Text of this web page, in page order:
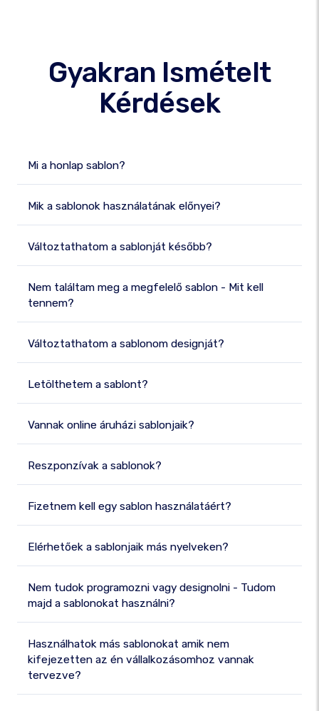
Gyakran Ismételt
Kérdések
Mi a honlap sablon?
Mik a sablonok használatának előnyei?
Változtathatom a sablonját később?
Nem találtam meg a megfelelő sablon - Mit kell
tennem?
Változtathatom a sablonom designját?
Letölthetem a sablont?
Vannak online áruházi sablonjaik?
Reszponzívak a sablonok?
Fizetnem kell egy sablon használatáért?
Elérhetőek a sablonjaik más nyelveken?
Nem tudok programozni vagy designolni - Tudom
majd a sablonokat használni?
Használhatok más sablonokat amik nem
kifejezetten az én vállalkozásomhoz vannak
tervezve?